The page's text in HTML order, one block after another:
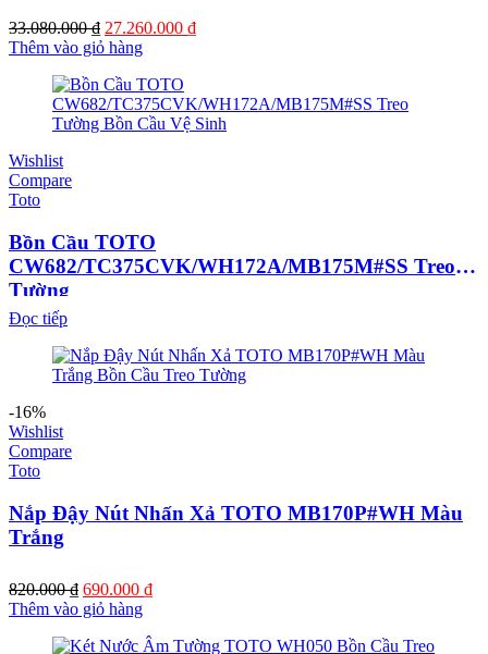
33.080.000₫ Giá
gốc
33.080.000 ₫.
27.260.000 ₫Giá
27.260.000 ₫.
Thêm vào giỏ hàng
Wishlist
Compare
Toto
Bồn Cầu TOTO
CW682/TC375CVK/WH172A/MB175M#SS Treo
Tường
Đọc tiếp
-16%
Wishlist
Compare
Toto
Nắp Đậy Nút Nhấn Xả TOTO MB170P#WH Màu
Trắng
820.000₫ Giá
gốc
820.000 ₫.
690.000 ₫Giá
là:
Thêm vào giỏ hàng